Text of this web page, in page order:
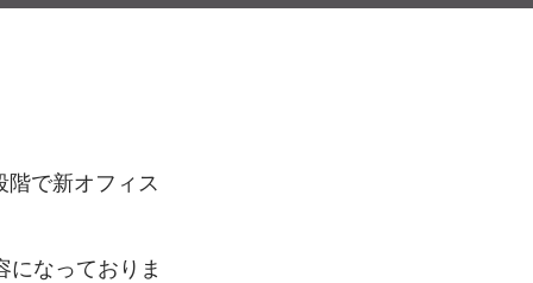
で新オフィス
になっておりま